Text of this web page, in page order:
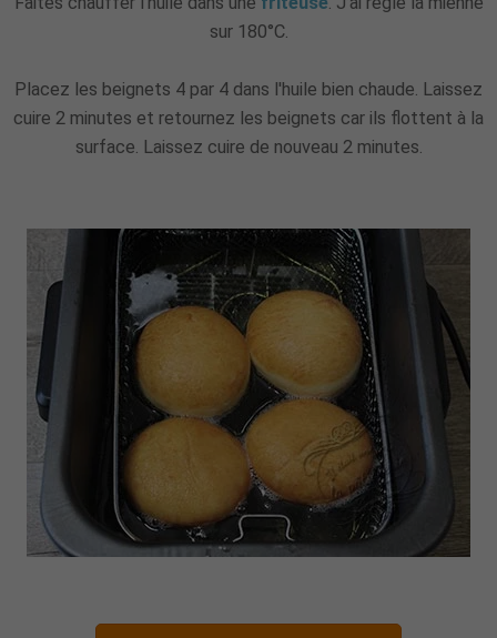
sur 180°C.
Placez les beignets 4 par 4 dans l'huile bien chaude. Laissez
cuire 2 minutes et retournez les beignets car ils flottent à la
surface. Laissez cuire de nouveau 2 minutes.